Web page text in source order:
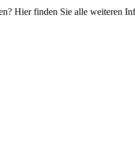
Hier finden Sie alle weiteren